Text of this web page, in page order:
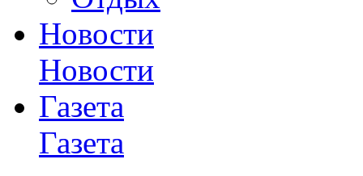
Новости
Новости
Газета
Газета